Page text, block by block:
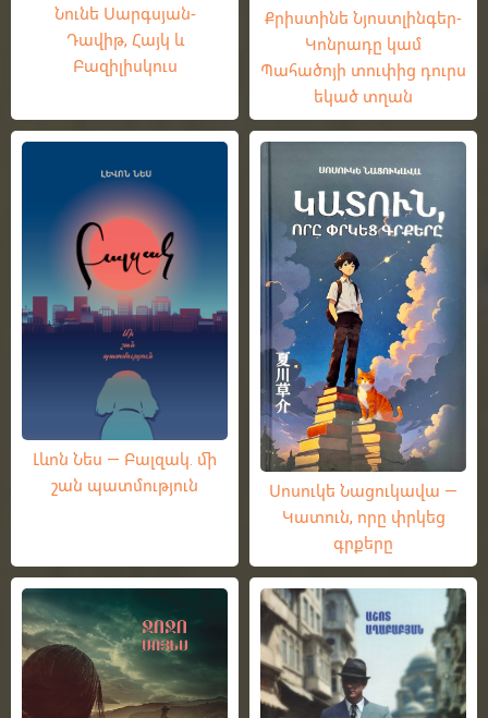
Նունե Սարգսյան-
Դավիթ, Հայկ և
Բազիլիսկուս
Քրիստինե Նյոստլինգեր-
Կոնրադը կամ
Պահածոյի տուփից դուրս
եկած տղան
Լևոն Նես — Բալզակ. մի
շան պատմություն
Սոսուկե Նացուկավա —
Կատուն, որը փրկեց
գրքերը